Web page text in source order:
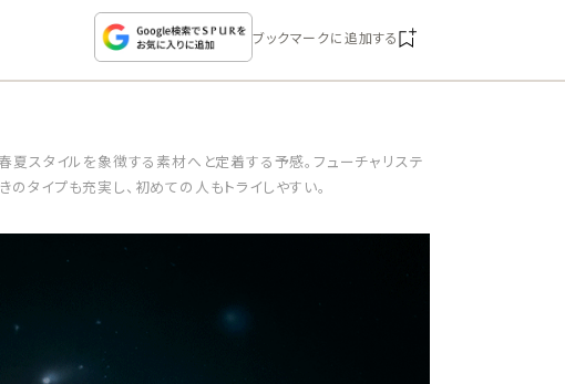
ブックマークに追加する
夏スタイルを象徴する素材へと定着する予感。フューチャリステ
タイプも充実し、初めての人もトライしやすい。